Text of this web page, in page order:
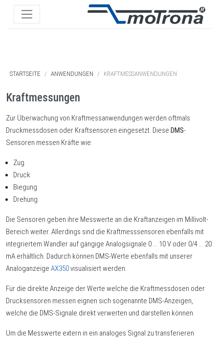
STARTSEITE ANWENDUNGEN KRAFTMESSANWENDUNGEN
Kraftmessungen
Zur Überwachung von Kraftmessanwendungen werden oftmals
Druckmessdosen oder Kraftsensoren eingesetzt. Diese DMS-
Sensoren messen Kräfte wie:
Zug
Druck
Biegung
Drehung
Die Sensoren geben ihre Messwerte an die Kraftanzeigen im Millivolt-
Bereich weiter. Allerdings sind die Kraftmesssensoren ebenfalls mit
integriertem Wandler auf gängige Analogsignale 0 ... 10 V oder 0/4 ... 20
mA erhältlich. Dadurch können DMS-Werte ebenfalls mit unserer
Analoganzeige AX350visualisiert werden.
Für die direkte Anzeige der Werte welche die Kraftmessdosen oder
Drucksensoren messen eignen sich sogenannte DMS-Anzeigen,
welche die DMS-Signale direkt verwerten und darstellen können.
Um die Messwerte extern in ein analoges Signal zu transferieren